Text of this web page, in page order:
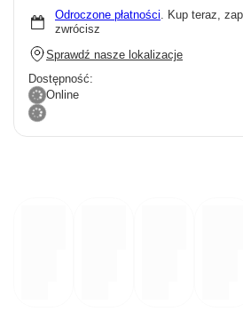
Odroczone płatności. Kup teraz,
zwrócisz
Sprawdź nasze lokalizacje
Dostępność:
Online